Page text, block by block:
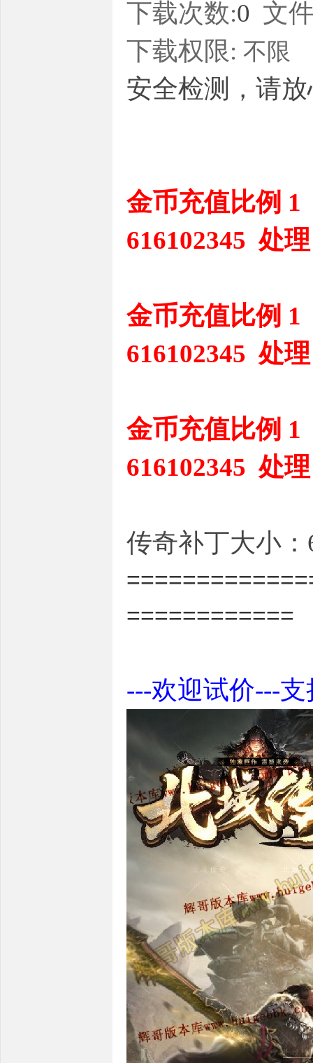
下载次数:0 文
下载权限: 不限
安全检测，请
金币充值比例
616102345 处理
金币充值比例
616102345 处理
金币充值比例
616102345 处理
传奇补丁大小：
============
---欢迎试价---